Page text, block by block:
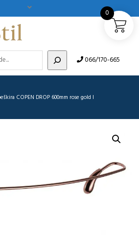
066/170-665
COPEN DROP 600mm rose gold I
0